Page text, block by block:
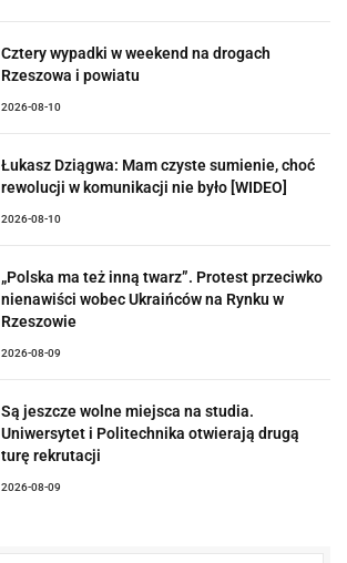
Cztery wypadki w weekend na drogach
Rzeszowa i powiatu
2026-08-10
Łukasz Dziągwa: Mam czyste sumienie, choć
rewolucji w komunikacji nie było [WIDEO]
2026-08-10
„Polska ma też inną twarz”. Protest przeciwko
nienawiści wobec Ukraińców na Rynku w
Rzeszowie
2026-08-09
Są jeszcze wolne miejsca na studia.
Uniwersytet i Politechnika otwierają drugą
turę rekrutacji
2026-08-09